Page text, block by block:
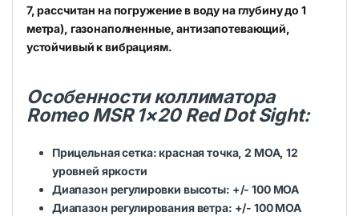
7, рассчитан на погружение в воду на глубину до 1
метра), газонаполненные, антизапотевающий,
устойчивый к вибрациям.
Особенности коллиматора
Romeo MSR 1×20 Red Dot Sight:
Прицельная сетка: красная точка, 2 МОА, 12
уровней яркости
Диапазон регулировки высоты: +/- 100 МОА
Диапазон регулирования ветра: +/- 100 МОА